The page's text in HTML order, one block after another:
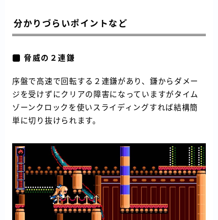
分かりづらいポイントなど
脅威の２連鎌
序盤で高速で回転する２連鎌があり、鎌からダメー
ジを受けずにクリアの障害になっていますがタイム
ゾーンクロックを使いスライディングすれば結構簡
単に切り抜けられます。